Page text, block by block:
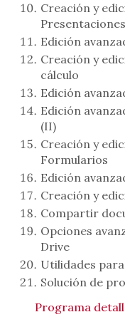
Creación y
Presentaciones
Edición
Creación y
cálculo
Edición
Edición
(II)
Creación y
Formularios
Edición
Creación y
Compartir
Opciones
Drive
Utilidades
Solución de
Programa